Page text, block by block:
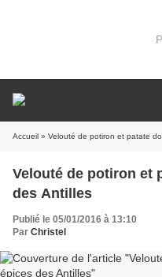
Accueil » Velouté de potiron et patate
Velouté de potiron et
des Antilles
Publié le 05/01/2016 à 13:10
Par Christel